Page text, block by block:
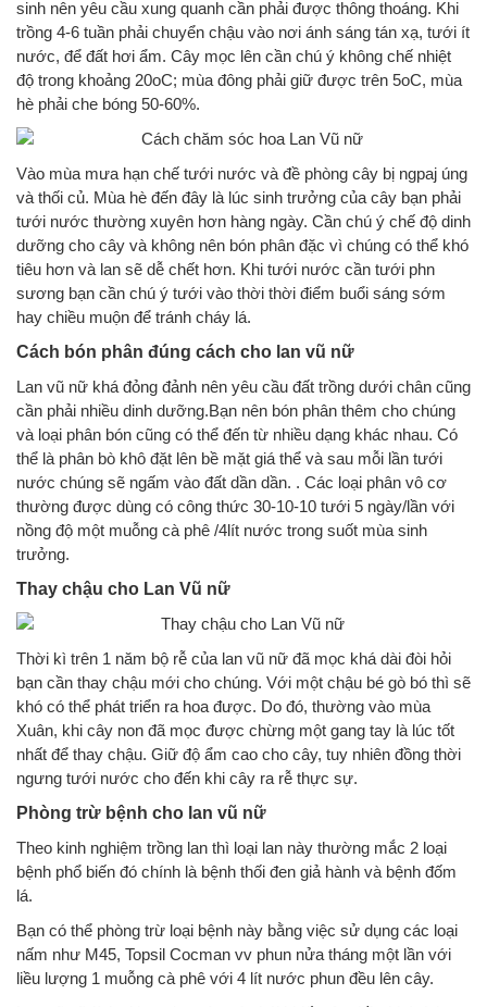
sinh nên yêu cầu xung quanh cần phải được thông thoáng. Khi
trồng 4-6 tuần phải chuyển chậu vào nơi ánh sáng tán xạ, tưới ít
nước, để đất hơi ẩm. Cây mọc lên cần chú ý không chế nhiệt
độ trong khoảng 20oC; mùa đông phải giữ được trên 5oC, mùa
hè phải che bóng 50-60%.
Vào mùa mưa hạn chế tưới nước và đề phòng cây bị ngpaj úng
và thối củ. Mùa hè đến đây là lúc sinh trưởng của cây bạn phải
tưới nước thường xuyên hơn hàng ngày. Cần chú ý chế độ dinh
dưỡng cho cây và không nên bón phân đặc vì chúng có thể khó
tiêu hơn và lan sẽ dễ chết hơn. Khi tưới nước cần tưới phn
sương bạn cần chú ý tưới vào thời thời điểm buổi sáng sớm
hay chiều muộn để tránh cháy lá.
Cách bón phân đúng cách cho lan vũ nữ
Lan vũ nữ khá đỏng đảnh nên yêu cầu đất trồng dưới chân cũng
cần phải nhiều dinh dưỡng.Bạn nên bón phân thêm cho chúng
và loại phân bón cũng có thể đến từ nhiều dạng khác nhau. Có
thể là phân bò khô đặt lên bề mặt giá thể và sau mỗi lần tưới
nước chúng sẽ ngấm vào đất dần dần. . Các loại phân vô cơ
thường được dùng có công thức 30-10-10 tưới 5 ngày/lần với
nồng độ một muỗng cà phê /4lít nước trong suốt mùa sinh
trưởng.
Thay chậu cho Lan Vũ nữ
Thời kì trên 1 năm bộ rễ của lan vũ nữ đã mọc khá dài đòi hỏi
bạn cần thay chậu mới cho chúng. Với một chậu bé gò bó thì sẽ
khó có thể phát triển ra hoa được. Do đó, thường vào mùa
Xuân, khi cây non đã mọc được chừng một gang tay là lúc tốt
nhất để thay chậu. Giữ độ ẩm cao cho cây, tuy nhiên đồng thời
ngưng tưới nước cho đến khi cây ra rễ thực sự.
Phòng trừ bệnh cho lan vũ nữ
Theo kinh nghiệm trồng lan thì loại lan này thường mắc 2 loại
bệnh phổ biến đó chính là bệnh thối đen giả hành và bệnh đốm
lá.
Bạn có thể phòng trừ loại bệnh này bằng việc sử dụng các loại
nấm như M45, Topsil Cocman vv phun nửa tháng một lần với
liều lượng 1 muỗng cà phê với 4 lít nước phun đều lên cây.